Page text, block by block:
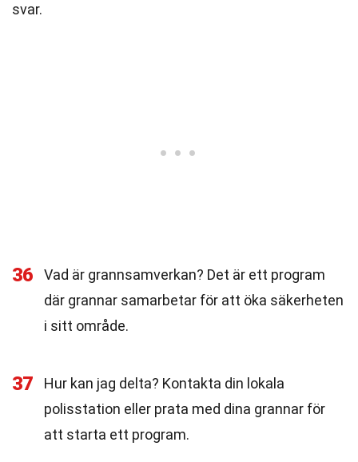
svar.
36
Vad är grannsamverkan? Det är ett program
där grannar samarbetar för att öka säkerheten
i sitt område.
37
Hur kan jag delta? Kontakta din lokala
polisstation eller prata med dina grannar för
att starta ett program.